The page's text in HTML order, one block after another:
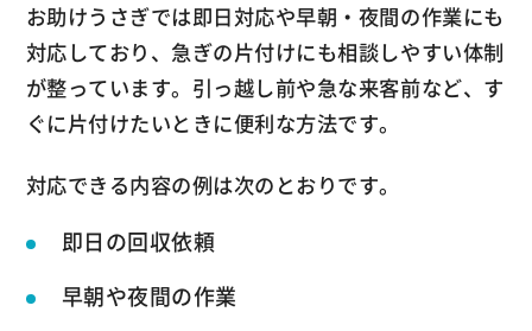
お助けうさぎでは即日対応や早朝・夜間の作業にも
対応しており、急ぎの片付けにも相談しやすい体制
が整っています。引っ越し前や急な来客前など、す
ぐに片付けたいときに便利な方法です。
対応できる内容の例は次のとおりです。
即日の回収依頼
早朝や夜間の作業